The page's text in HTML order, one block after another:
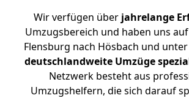
Wir verfügen überjahrelange
Umzugsbereich und haben uns
Flensburg nach Hösbach und
deutschlandweite Umzüge
Netzwerk besteht aus
Umzugshelfern, die sich darauf